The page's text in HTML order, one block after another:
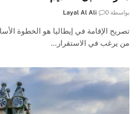
بواسطة Layal Al Ali 0
تصريح الإقامة في إيطاليا هو الخطوة
من يرغب في الاستقرار…